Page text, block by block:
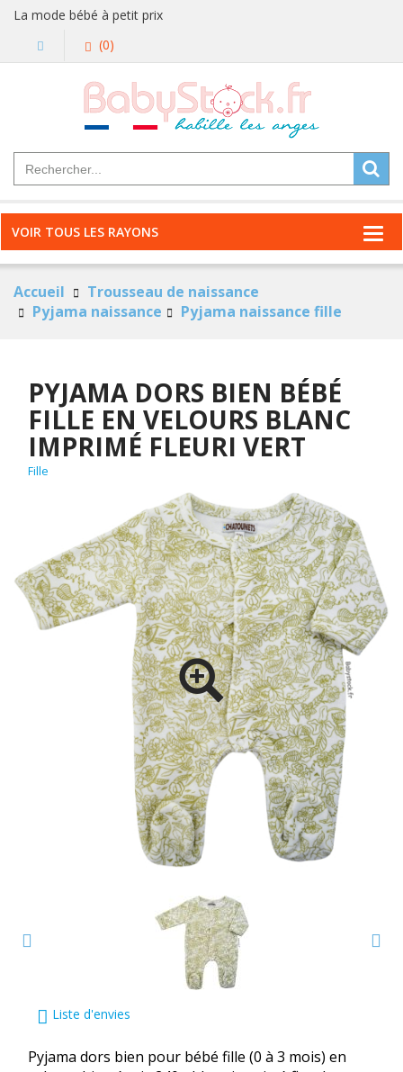
La mode bébé à petit prix
(0)
VOIR TOUS LES RAYONS
Accueil
Trousseau de naissance
Pyjama naissance
Pyjama naissance fille
PYJAMA DORS BIEN BÉBÉ
FILLE EN VELOURS BLANC
IMPRIMÉ FLEURI VERT
Fille
Liste d'envies
Pyjama dors bien pour bébé fille (0 à 3 mois) en